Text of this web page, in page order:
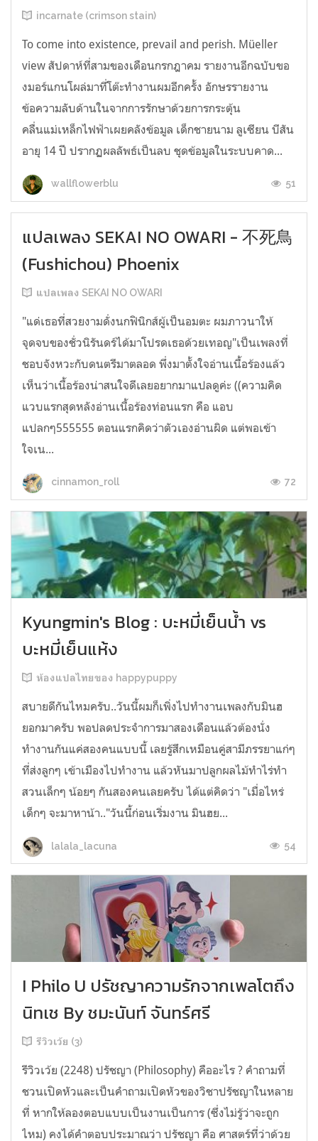
incarnate (crimson stain)
To come into existence, prevail and perish. Müeller
view สัปดาห์ที่สามของเดือนกรกฎาคม รายงานอีกฉบับขอ
งมอร์แกนโผล่มาที่โต๊ะทำงานผมอีกครั้ง อักษรรายงาน
ข้อความลับด้านในจากการรักษาด้วยการกระตุ้น
คลื่นแม่เหล็กไฟฟ้าเผยคลังข้อมูล เด็กชายนาม ลูเซียน บีสัน
อายุ 14 ปี ปรากฏผลลัพธ์เป็นลบ ชุดข้อมูลในระบบคาด...
wallflowerblu 51
แปลเพลง SEKAI NO OWARI - 不死鳥
(Fushichou) Phoenix
แปลเพลง SEKAI NO OWARI
"แด่เธอที่สวยงามดั่งนกฟินิกส์ผู้เป็นอมตะ ผมภาวนาให้
จุดจบของชั่วนิรันดร์ได้มาโปรดเธอด้วยเทอญ"เป็นเพลงที่
ชอบจังหวะกับดนตรีมาตลอด พึ่งมาตั้งใจอ่านเนื้อร้องแล้ว
เห็นว่าเนื้อร้องน่าสนใจดีเลยอยากมาแปลดูค่ะ ((ความคิด
แวบแรกสุดหลังอ่านเนื้อร้องท่อนแรก คือ แอบ
แปลกๆ555555 ตอนแรกคิดว่าตัวเองอ่านผิด แต่พอเข้า
ใจเน...
cinnamon_roll 72
Kyungmin's Blog : บะหมี่เย็นน้ำ vs
บะหมี่เย็นแห้ง
ห้องแปลไทยของ happypuppy
สบายดีกันไหมครับ..วันนี้ผมก็เพิ่งไปทำงานเพลงกับมินฮ
ยอกมาครับ พอปลดประจำการมาสองเดือนแล้วต้องนั่ง
ทำงานกันแค่สองคนแบบนี้ เลยรู้สึกเหมือนคู่สามีภรรยาแก่ๆ
ที่ส่งลูกๆ เข้าเมืองไปทำงาน แล้วหันมาปลูกผลไม้ทำไร่ทำ
สวนเล็กๆ น้อยๆ กันสองคนเลยครับ ได้แต่คิดว่า "เมื่อไหร่
เด็กๆ จะมาหาน้า.."วันนี้ก่อนเริ่มงาน มินฮย...
lalala_lacuna 54
I Philo U ปรัชญาความรักจากเพลโตถึง
นิทเช By ชมะนันท์ จันทร์ศรี
รีวิวเว้ย (3)
รีวิวเว้ย (2248) ปรัชญา (Philosophy) คืออะไร ? คำถามที่
ชวนเปิดหัวและเป็นคำถามเปิดหัวของวิชาปรัชญาในหลาย
ที่ หากให้ลองตอบแบบเป็นงานเป็นการ (ซึ่งไม่รู้ว่าจะถูก
ไหม) คงได้คำตอบประมาณว่า ปรัชญา คือ ศาสตร์ที่ว่าด้วย